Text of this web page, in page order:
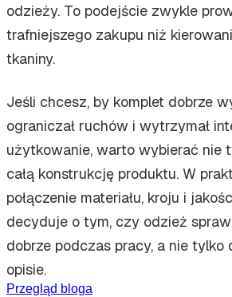
odzieży. To podejście zwykle
trafniejszego zakupu niż
tkaniny.
Jeśli chcesz, by komplet dobrze
ograniczał ruchów i wytrzymał
użytkowanie, warto wybierać nie
całą konstrukcję produktu. W
połączenie materiału, kroju i
decyduje o tym, czy odzież
dobrze podczas pracy, a nie
opisie.
Przegląd bloga